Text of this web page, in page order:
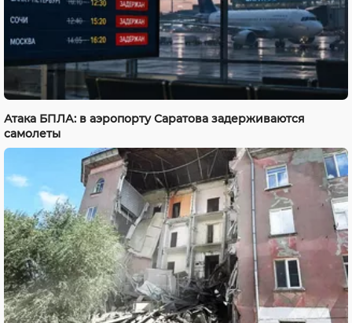
Атака БПЛА: в аэропорту Саратова задерживаются
самолеты